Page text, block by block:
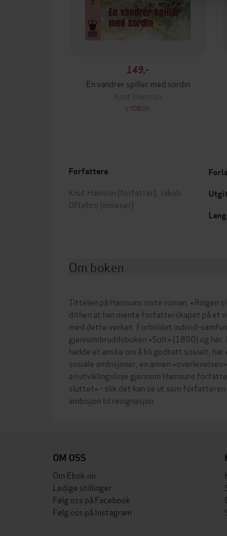
149,-
En vandrer spiller med sordin
Knut Hamsun
LYDBOK
Forfattere
Knut Hamsun (forfatter), Jakob
Oftebro (innleser)
Om boken
Tittelen på Hamsuns siste roman, «Ringen
dithen at han mente forfatterskapet på et
med dette verket. Forholdet individ-
gjennombruddsboken «Sult» (1890) og
hadde et ønske om å bli godtatt sosialt, har
sosiale ambisjoner, en annen
en utviklingslinje gjennom Hamsuns
sluttet» - slik det kan se ut som
OM OSS
Om Ebok.no
Ledige stillinger
Følg oss på Facebook
Følg oss på Instagram